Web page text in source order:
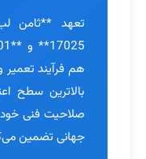
هم فرآیند تعمیر
بالاترین سطح
صلاحیت فنی خود
جهانی تضمین